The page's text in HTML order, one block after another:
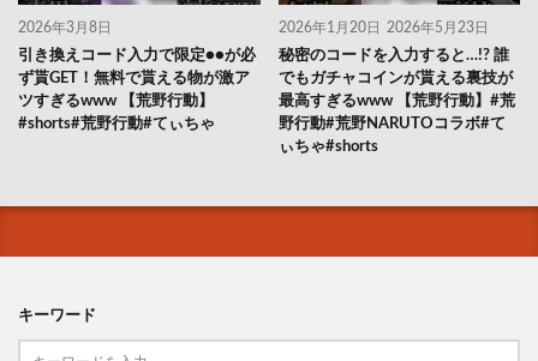
2026年3月8日
引き換えコード入力で限定●●が必
ず貰GET！無料で貰える物が激ア
ツすぎるwww 【荒野行動】
#shorts#荒野行動#てぃちゃ
2026年1月20日 2026年5月23日
秘密のコードを入力すると…!? 誰
でもガチャコインが貰える裏技が
最高すぎるwww 【荒野行動】#荒
野行動#荒野NARUTOコラボ#て
ぃちゃ#shorts
キーワード